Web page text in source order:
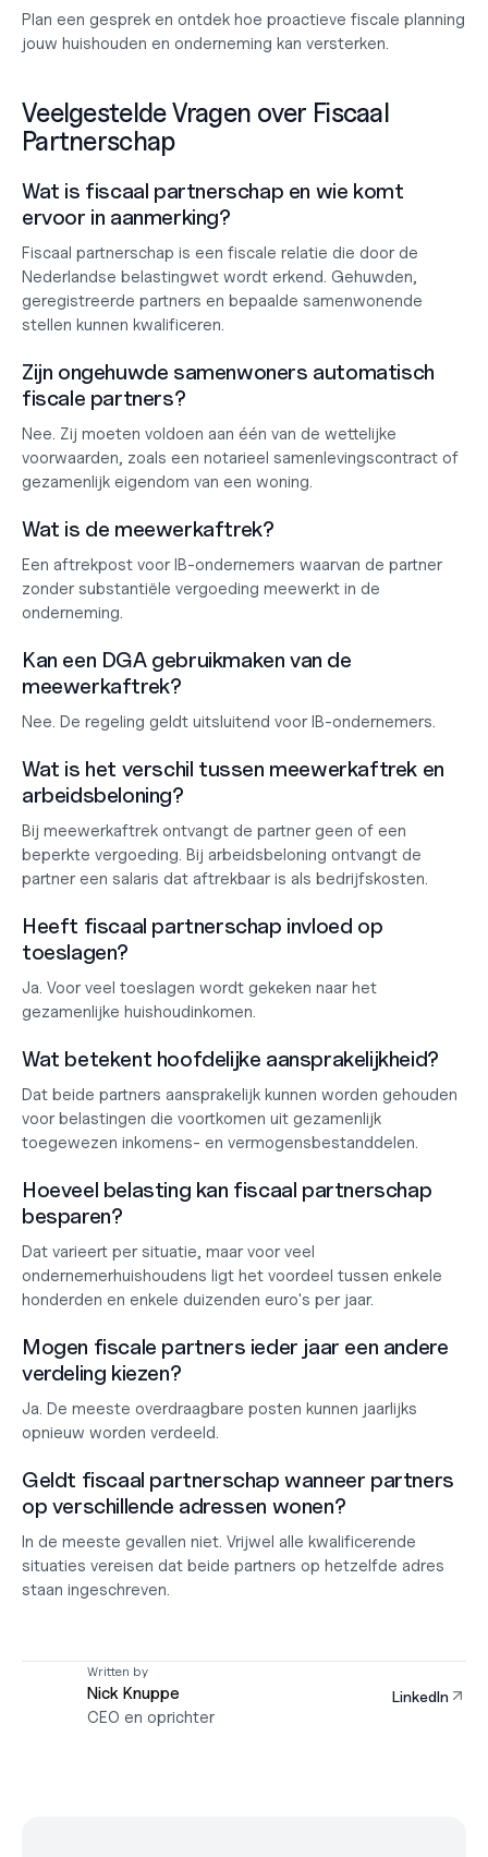
Plan een gesprek en ontdek hoe proactieve fiscale planning
jouw huishouden en onderneming kan versterken.
Veelgestelde Vragen over Fiscaal
Partnerschap
Wat is fiscaal partnerschap en wie komt
ervoor in aanmerking?
Fiscaal partnerschap is een fiscale relatie die door de
Nederlandse belastingwet wordt erkend. Gehuwden,
geregistreerde partners en bepaalde samenwonende
stellen kunnen kwalificeren.
Zijn ongehuwde samenwoners automatisch
fiscale partners?
Nee. Zij moeten voldoen aan één van de wettelijke
voorwaarden, zoals een notarieel samenlevingscontract of
gezamenlijk eigendom van een woning.
Wat is de meewerkaftrek?
Een aftrekpost voor IB-ondernemers waarvan de partner
zonder substantiële vergoeding meewerkt in de
onderneming.
Kan een DGA gebruikmaken van de
meewerkaftrek?
Nee. De regeling geldt uitsluitend voor IB-ondernemers.
Wat is het verschil tussen meewerkaftrek en
arbeidsbeloning?
Bij meewerkaftrek ontvangt de partner geen of een
beperkte vergoeding. Bij arbeidsbeloning ontvangt de
partner een salaris dat aftrekbaar is als bedrijfskosten.
Heeft fiscaal partnerschap invloed op
toeslagen?
Ja. Voor veel toeslagen wordt gekeken naar het
gezamenlijke huishoudinkomen.
Wat betekent hoofdelijke aansprakelijkheid?
Dat beide partners aansprakelijk kunnen worden gehouden
voor belastingen die voortkomen uit gezamenlijk
toegewezen inkomens- en vermogensbestanddelen.
Hoeveel belasting kan fiscaal partnerschap
besparen?
Dat varieert per situatie, maar voor veel
ondernemerhuishoudens ligt het voordeel tussen enkele
honderden en enkele duizenden euro's per jaar.
Mogen fiscale partners ieder jaar een andere
verdeling kiezen?
Ja. De meeste overdraagbare posten kunnen jaarlijks
opnieuw worden verdeeld.
Geldt fiscaal partnerschap wanneer partners
op verschillende adressen wonen?
In de meeste gevallen niet. Vrijwel alle kwalificerende
situaties vereisen dat beide partners op hetzelfde adres
staan ingeschreven.
Written by
Nick Knuppe
CEO en oprichter
LinkedIn